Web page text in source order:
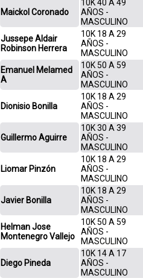
Maickol Coronado
10K 40 A 49
AÑOS -
MASCULINO
Jussepe Aldair
Robinson Herrera
10K 18 A 29
AÑOS -
MASCULINO
Emanuel Melamed
A
10K 50 A 59
AÑOS -
MASCULINO
Dionisio Bonilla
10K 18 A 29
AÑOS -
MASCULINO
Guillermo Aguirre
10K 30 A 39
AÑOS -
MASCULINO
Liomar Pinzón
10K 18 A 29
AÑOS -
MASCULINO
Javier Bonilla
10K 18 A 29
AÑOS -
MASCULINO
Helman Jose
Montenegro Vallejo
10K 50 A 59
AÑOS -
MASCULINO
Diego Pineda
10K 14 A 17
AÑOS -
MASCULINO